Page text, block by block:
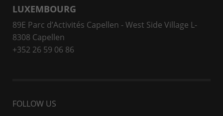
LUXEMBOURG
89E Parc d’Activités Capellen - West Side Village L-
8308 Capellen
+352 26 59 06 86
FOLLOW US